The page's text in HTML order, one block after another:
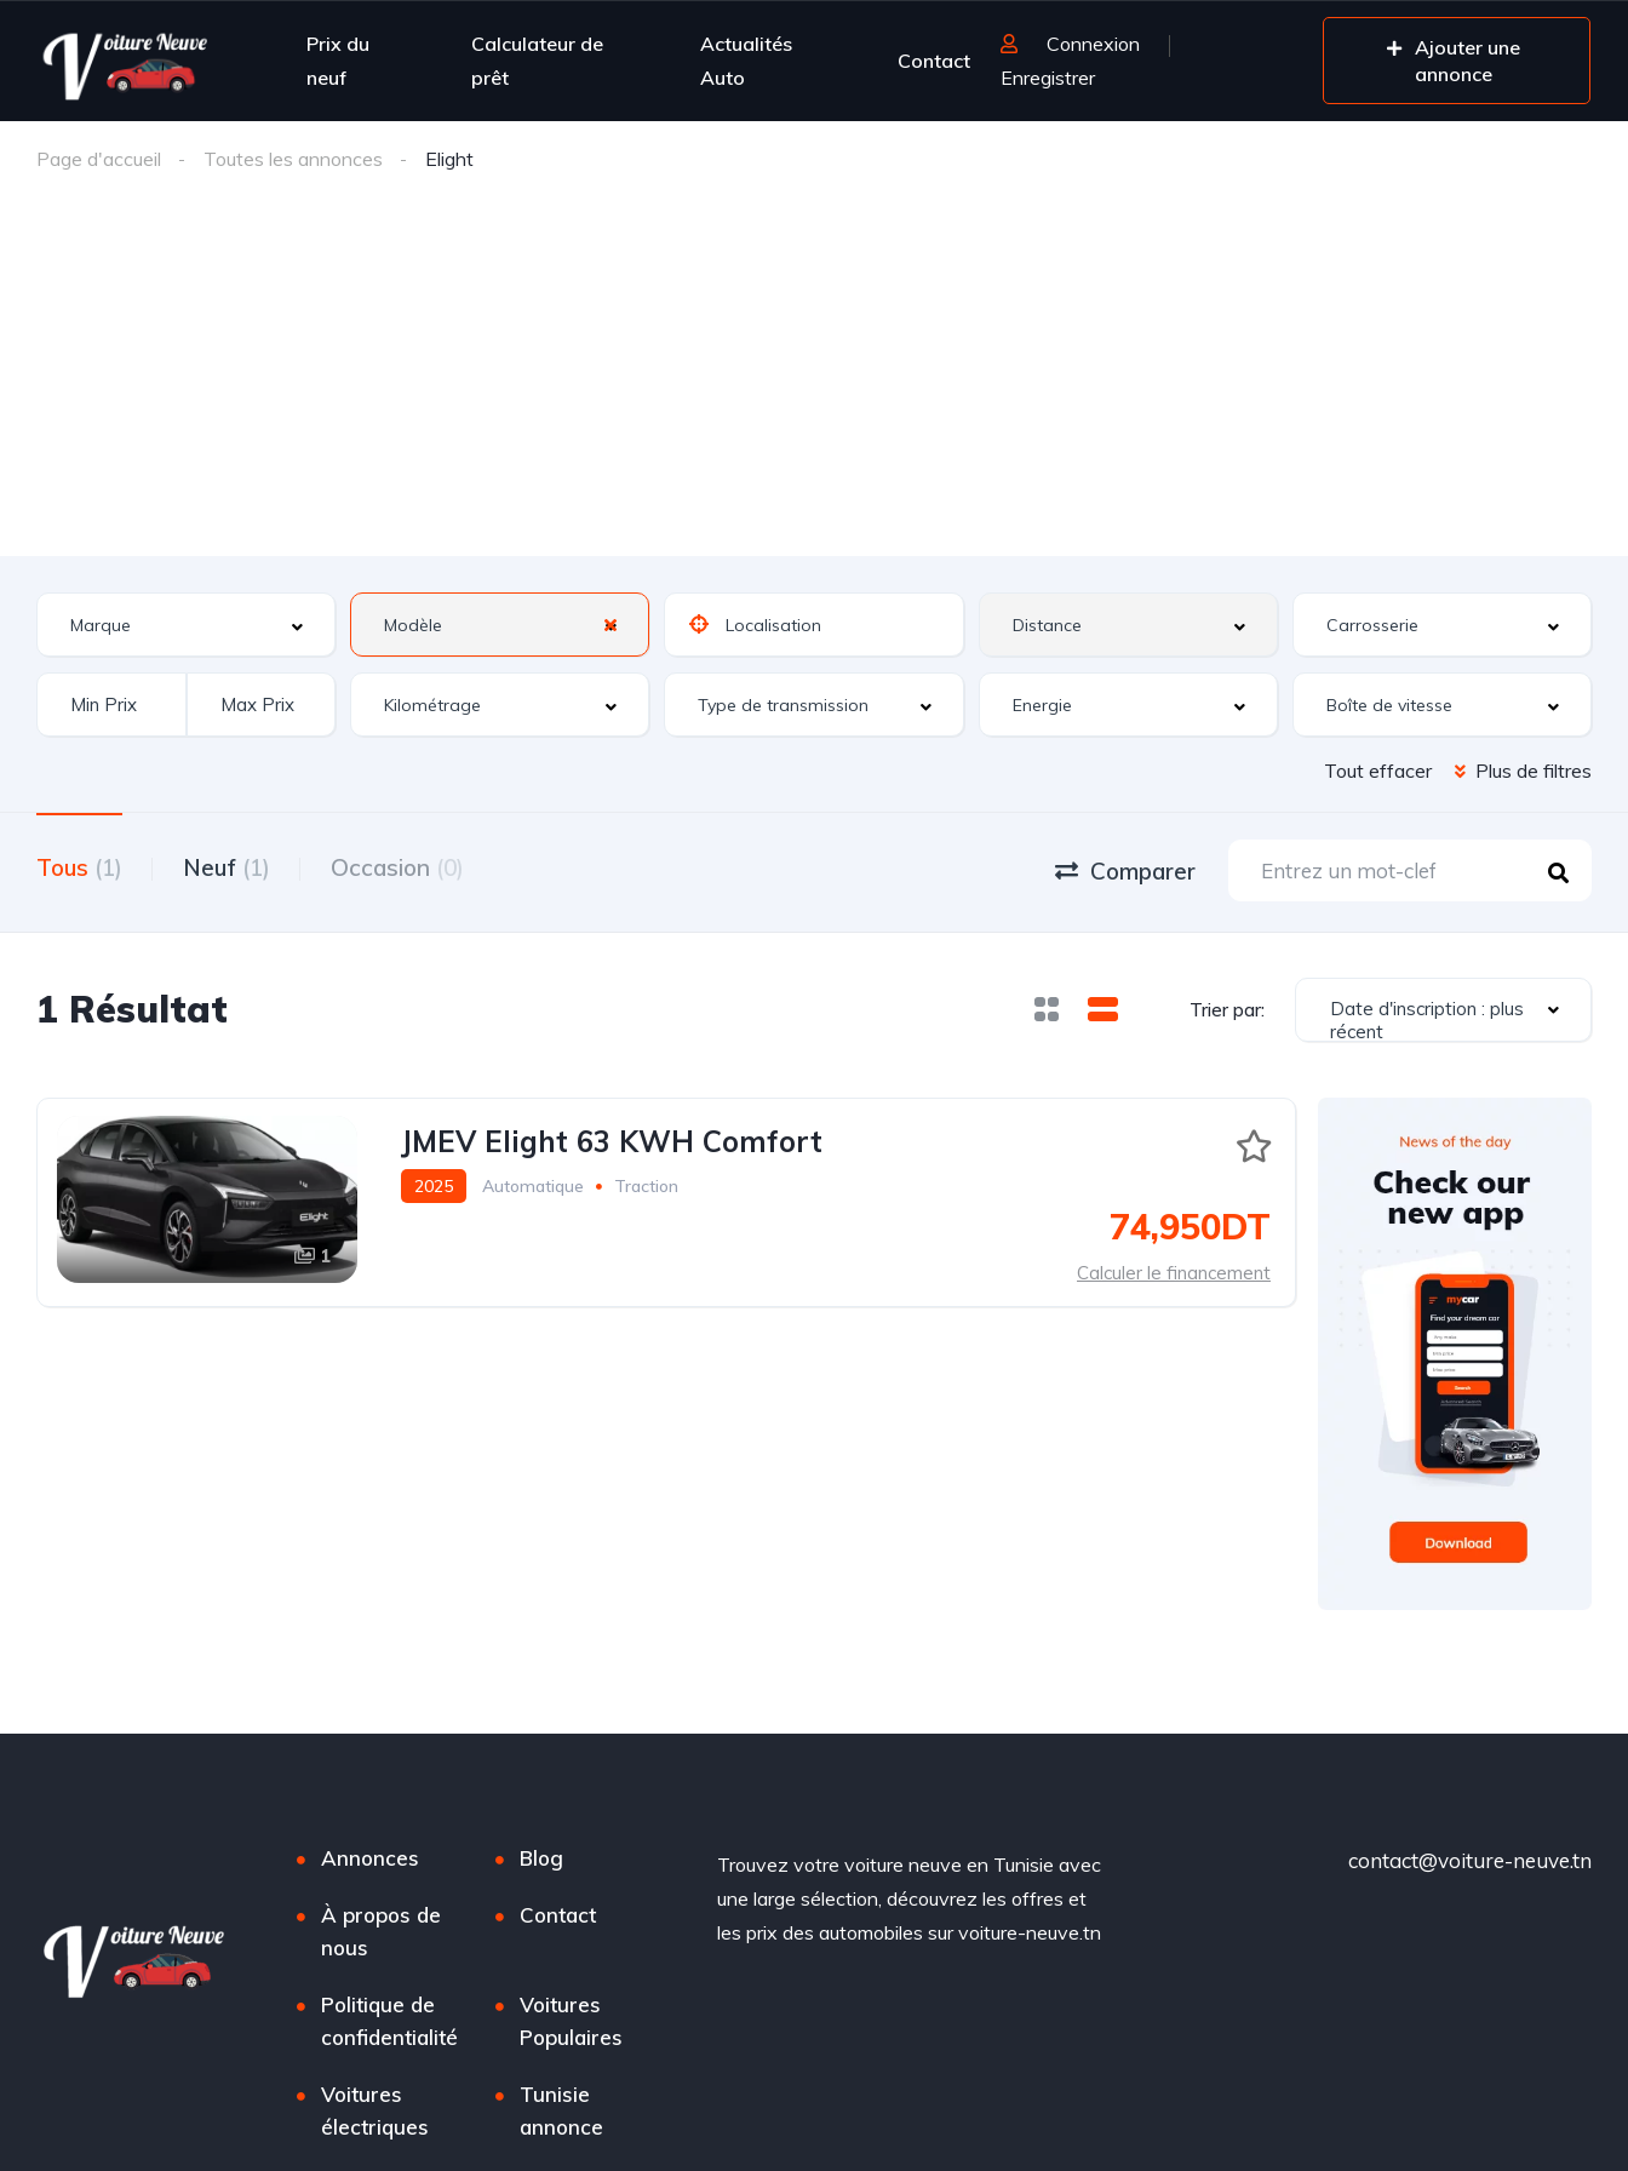
Prix du
neuf
Calculateur de
prêt
Actualités
Auto
Contact
Connexion
Enregistrer
Ajouter une
annonce
Page d'accueil Toutes les annonces Elight
Tout effacer Plus de filtres
Tous (1) Neuf (1) Occasion (0) Comparer
1 Résultat Trier par:
Date d'inscription : plus
récent
1
JMEV Elight 63 KWH Comfort
2025 Automatique Traction
74,950DT
Calculer le financement
Annonces Blog
À propos de
nous
Contact
Politique de
confidentialité
Voitures
Populaires
Voitures
électriques
Tunisie
annonce
Trouvez votre voiture neuve en Tunisie avec
une large sélection, découvrez les offres et
les prix des automobiles sur voiture-neuve.tn
contact@voiture-neuve.tn